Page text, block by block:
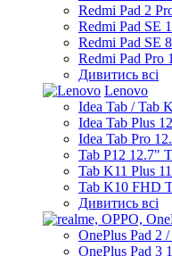
Redmi Pad 2
Redmi Pad SE
Redmi Pad SE
Redmi Pad Pro
Дивитись всі
Lenovo
Idea Tab / Tab
Idea Tab Plus
Idea Tab Pro
Tab P12 12.7"
Tab K11 Plus
Tab K10 FHD
Дивитись всі
OnePlus Pad 2
OnePlus Pad 3